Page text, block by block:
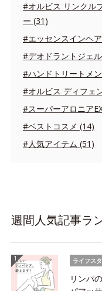
#オルビス リンクル
ー (31)
#エッセンスインヘ
#デオドラントジェ
#ハンドトリートメ
#オルビス ディフェ
#スーパーアロニア
#ベストコスメ (14)
#人気アイテム (51)
週間人気記事ラ
ライフス
リンパ